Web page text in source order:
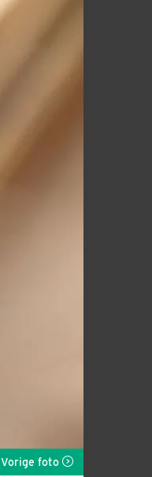
Vorige foto